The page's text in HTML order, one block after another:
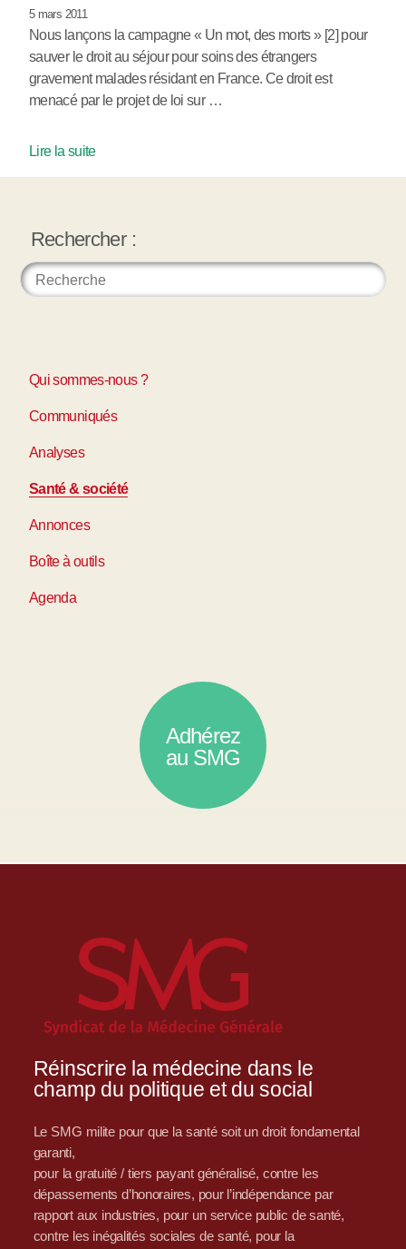
5 mars 2011
Nous lançons la campagne « Un mot, des morts » [2] pour
sauver le droit au séjour pour soins des étrangers
gravement malades résidant en France. Ce droit est
menacé par le projet de loi sur …
Lire la suite
Rechercher :
Qui sommes-nous ?
Communiqués
Analyses
Santé & société
Annonces
Boîte à outils
Agenda
Adhérez
au SMG
Réinscrire la médecine dans le
champ du politique et du social
Le SMG milite pour que la santé soit un droit fondamental
garanti,
pour la gratuité / tiers payant généralisé, contre les
dépassements d’honoraires, pour l’indépendance par
rapport aux industries, pour un service public de santé,
contre les inégalités sociales de santé, pour la